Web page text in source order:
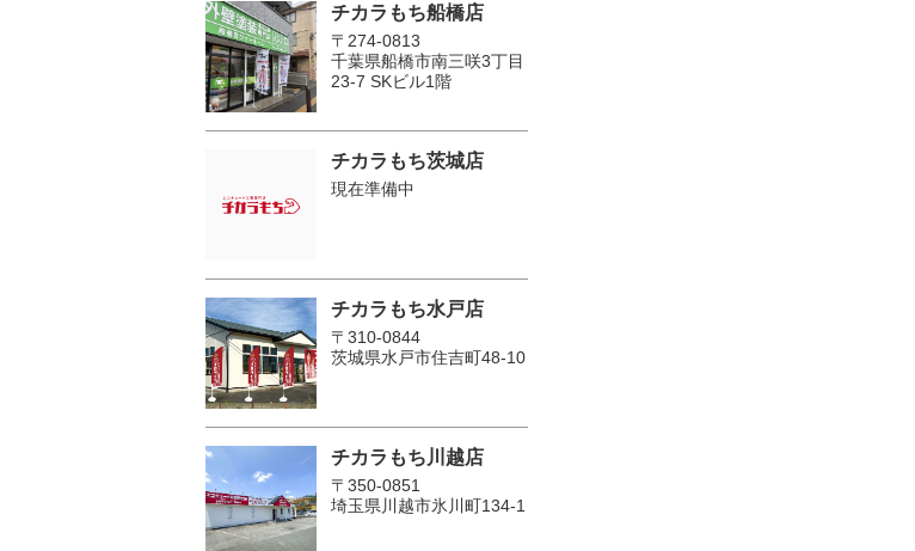
チカラもち船橋店
〒274-0813
千葉県船橋市南三咲3丁目
23-7 SKビル1階
チカラもち茨城店
現在準備中
チカラもち水戸店
〒310-0844
茨城県水戸市住吉町48-10
チカラもち川越店
〒350-0851
埼玉県川越市氷川町134-1